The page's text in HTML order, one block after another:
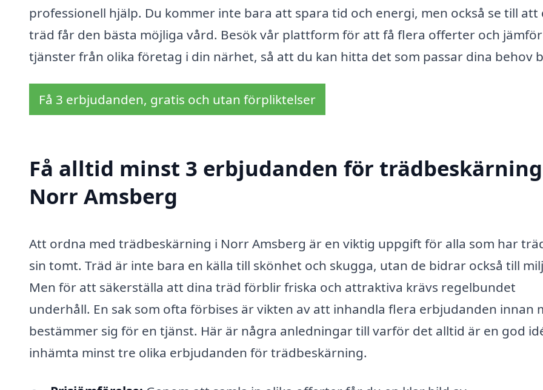
professionell hjälp. Du kommer inte bara att spara tid och energi, men också se till att
träd får den bästa möjliga vård. Besök vår plattform för att få flera offerter och
tjänster från olika företag i din närhet, så att du kan hitta det som passar dina behov
Få 3 erbjudanden, gratis och utan förpliktelser
Få alltid minst 3 erbjudanden för
Norr Amsberg
Att ordna med trädbeskärning i Norr Amsberg är en viktig uppgift för alla som har
sin tomt. Träd är inte bara en källa till skönhet och skugga, utan de bidrar också till
Men för att säkerställa att dina träd förblir friska och attraktiva krävs regelbundet
underhåll. En sak som ofta förbises är vikten av att inhandla flera erbjudanden innan
bestämmer sig för en tjänst. Här är några anledningar till varför det alltid är en god
inhämta minst tre olika erbjudanden för trädbeskärning.